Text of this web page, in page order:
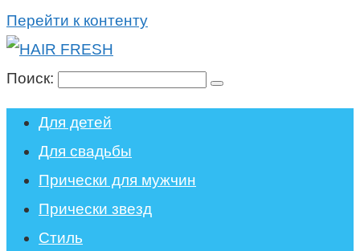
Перейти к контенту
Поиск:
Для детей
Для свадьбы
Прически для мужчин
Прически звезд
Стиль